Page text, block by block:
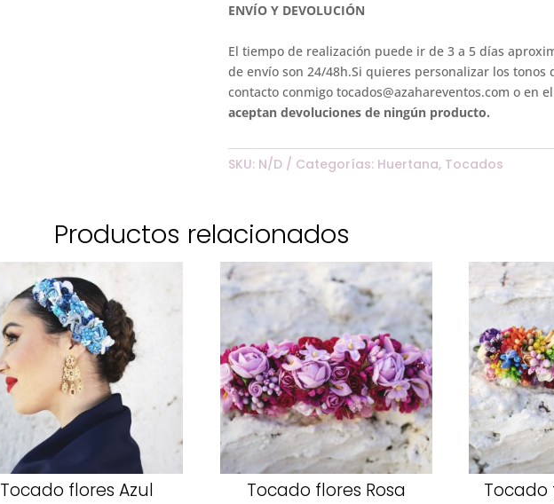
ENVÍO Y DEVOLUCIÓN
El tiempo de realización puede ir de 3 a 5 días
de envío son 24/48h.Si quieres personalizar los tonos
contacto conmigo tocados@azahareventos.com o en
aceptan devoluciones de ningún producto.
SKU: N/D Categorías: Huertana, Tocados
Productos relacionados
Tocado flores Azul Tocado flores Rosa Tocado